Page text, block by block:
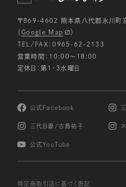
〒869-4602 熊本県八代郡氷川町
（ Google Map
）
TEL/FAX：0965-62-2133
営業時間：10:00〜18:00
定休日：第1・3水曜日
公式Facebook
三代目妻/古島祐子
公式YouTube
特定商取引法に基づく表記